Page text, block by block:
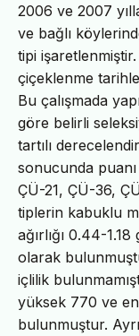
2006 ve 2007
ve bağlı
tipi
çiçeklenme
Bu çalışmada
göre belirli
tartılı
sonucunda
ÇÜ-21, ÇÜ-36,
tiplerin kabuklu
ağırlığı 0.44-
olarak
içlilik
yüksek 770 ve
bulunmuştur.